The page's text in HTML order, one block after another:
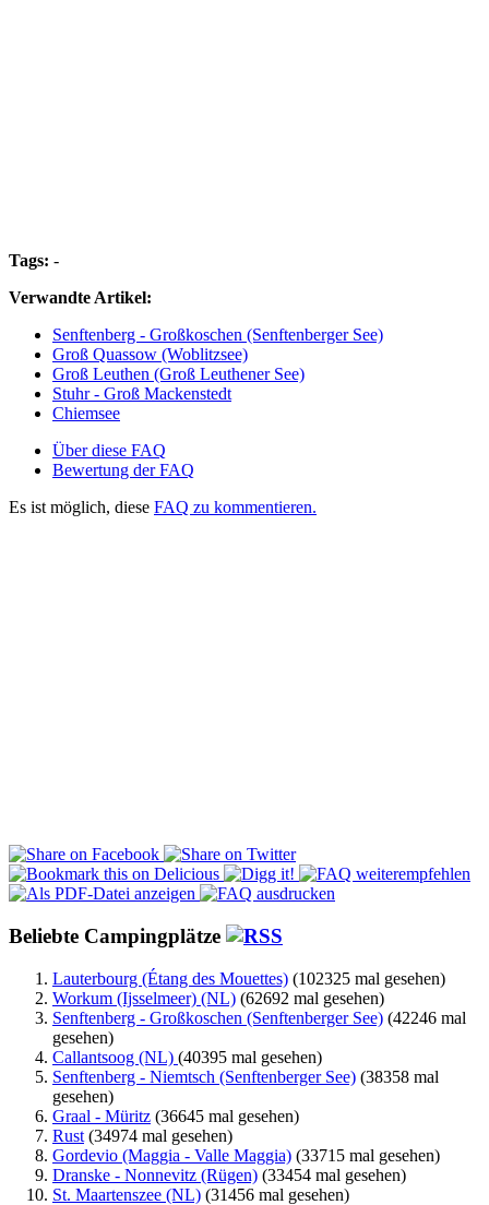
Tags: -
Verwandte Artikel:
Senftenberg - Großkoschen (Senftenberger See)
Groß Quassow (Woblitzsee)
Groß Leuthen (Groß Leuthener See)
Stuhr - Groß Mackenstedt
Chiemsee
Über diese FAQ
Bewertung der FAQ
Es ist möglich, diese FAQ zu kommentieren.
Beliebte Campingplätze
Lauterbourg (Étang des Mouettes) (102325 mal gesehen)
Workum (Ijsselmeer) (NL) (62692 mal gesehen)
Senftenberg - Großkoschen (Senftenberger See) (42246 mal
gesehen)
Callantsoog (NL) (40395 mal gesehen)
Senftenberg - Niemtsch (Senftenberger See) (38358 mal
gesehen)
Graal - Müritz (36645 mal gesehen)
Rust (34974 mal gesehen)
Gordevio (Maggia - Valle Maggia) (33715 mal gesehen)
Dranske - Nonnevitz (Rügen) (33454 mal gesehen)
St. Maartenszee (NL) (31456 mal gesehen)